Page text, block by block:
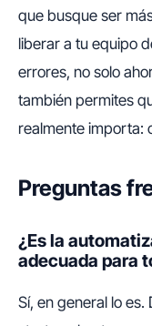
que busque ser
liberar a tu equipo
errores, no solo
también permites
realmente importa:
Preguntas
¿Es la
adecuada para
Sí, en general lo